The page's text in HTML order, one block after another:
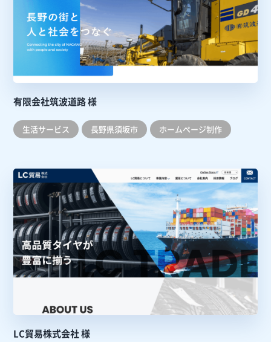
有限会社筑波道路 様
生活サービス 長野県須坂市 ホームぺージ制作
LC貿易株式会社 様